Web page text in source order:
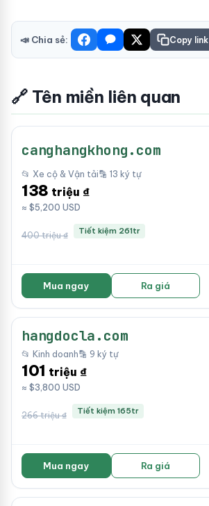
📣 Chia sẻ: Copy link
🔗 Tên miền liên quan
canghangkhong.com
📂 Xe cộ & Vận tải🔡 13 ký tự
138 triệu ₫
≈ $5,200 USD
400 triệu ₫ Tiết kiệm 261tr
Mua ngay Ra giá
hangdocla.com
📂 Kinh doanh🔡 9 ký tự
101 triệu ₫
≈ $3,800 USD
266 triệu ₫ Tiết kiệm 165tr
Mua ngay Ra giá